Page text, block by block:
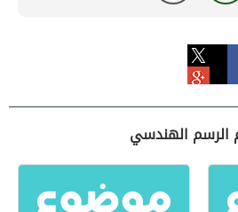
الرسم الهندسي